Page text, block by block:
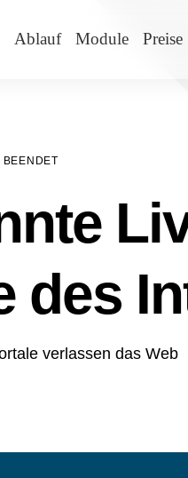
Ablauf Module Preise
BEENDET
des
verlassen das Web